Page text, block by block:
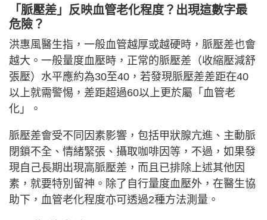
「脈壓差」反映血管老化程度？出現這數字最
危險？
洪惠風醫生指，一般血管越厚或越硬時，脈壓差也會
越大。一般量度血壓時，正常的脈壓差（收縮壓減舒
張壓）水平應約為30至40，若發現脈壓差差距在40
以上就需警惕，差距超過60以上更於屬「血管老
化」。
脈壓差會受不同因素影響，包括甲狀腺亢進、主動脈
閉鎖不全、情緒緊張、攝取咖啡因等，不過，如果發
現自己長期出現高脈壓差，而且已排除上述其他因
素，就要特別留神。除了自行量度血壓外，在醫生協
助下，血管老化程度亦可透過2種方法測量。